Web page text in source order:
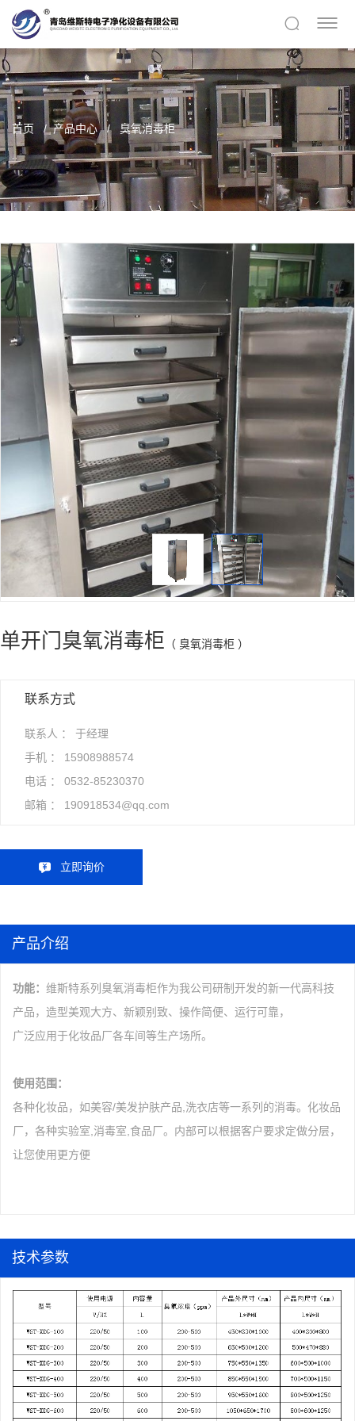
首页 产品中心 臭氧消毒柜
单开门臭氧消毒柜 （ 臭氧消毒柜 ）
联系方式
联系人 ： 于经理
手机 ： 15908988574
电话 ： 0532-85230370
邮箱 ： 190918534@qq.com
立即询价
产品介绍
功能： 维斯特系列臭氧消毒柜作为我公司研制开发的新一代高科技
产品，造型美观大方、新颖别致、操作简便、运行可靠，
广泛应用于化妆品厂各车间等生产场所。
使用范围：
各种化妆品，如美容/美发护肤产品,洗衣店等一系列的消毒。化妆品
厂，各种实验室,消毒室,食品厂。内部可以根据客户要求定做分层，
让您使用更方便
技术参数